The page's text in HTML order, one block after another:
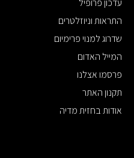
עדכון פרופיל
התראות וניוזלטרים
שדרוג למנוי פרימיום
המייל האדום
פרסמו אצלנו
תקנון האתר
אודות בחזית מדיה